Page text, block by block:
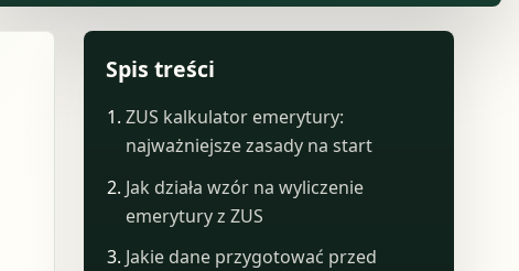
Spis treści
ZUS kalkulator emerytury:
najważniejsze zasady na start
Jak działa wzór na wyliczenie
emerytury z ZUS
Jakie dane przygotować przed